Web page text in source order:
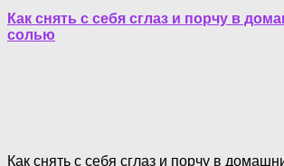
Как снять с себя сглаз и порчу в
солью
Как снять с себя сглаз и порчу в